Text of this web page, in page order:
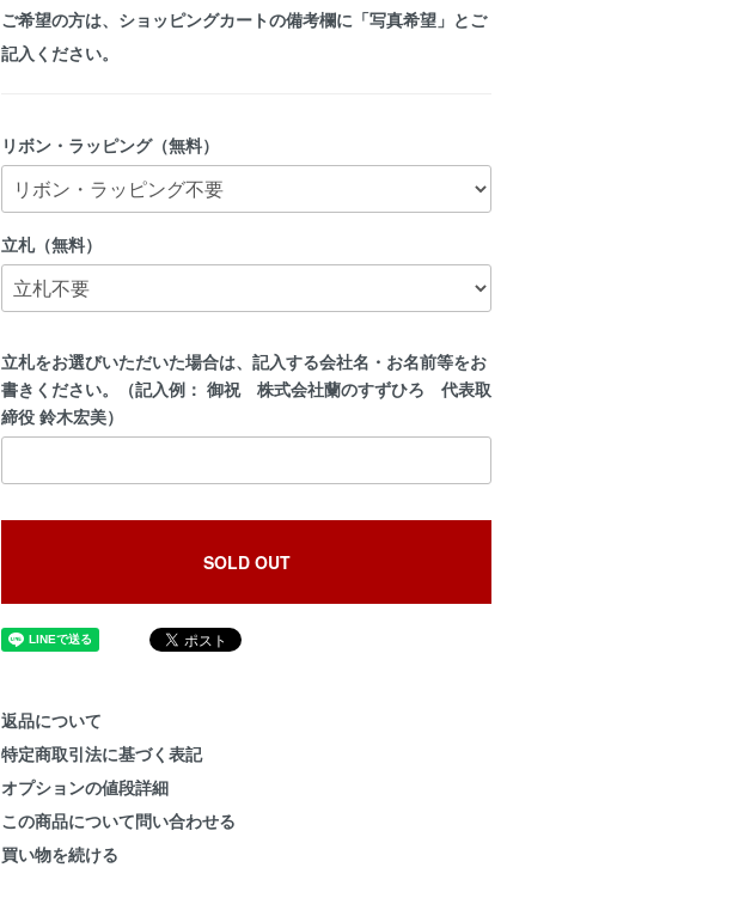
ご希望の方は、 ショッピングカートの備考欄に「写真希望」 とご
記入ください。
リボン・ラッピング（無料）
立札（無料）
立札をお選びいただいた場合は、記入する会社名・お名前等をお
書きください。（記入例： 御祝 株式会社蘭のすずひろ 代表取
締役 鈴木宏美）
SOLD OUT
返品について
特定商取引法に基づく表記
オプションの値段詳細
この商品について問い合わせる
買い物を続ける